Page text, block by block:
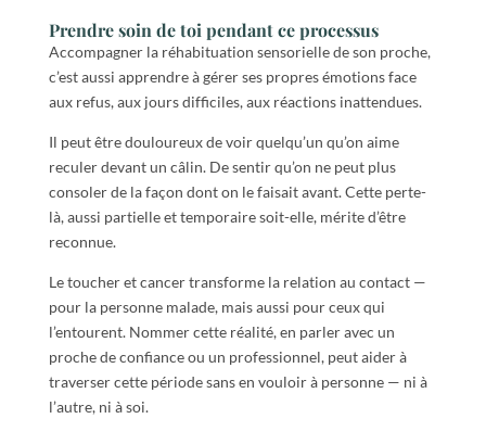
Prendre soin de toi pendant ce processus
Accompagner la réhabituation sensorielle de son proche,
c’est aussi apprendre à gérer ses propres émotions face
aux refus, aux jours difficiles, aux réactions inattendues.
Il peut être douloureux de voir quelqu’un qu’on aime
reculer devant un câlin. De sentir qu’on ne peut plus
consoler de la façon dont on le faisait avant. Cette perte-
là, aussi partielle et temporaire soit-elle, mérite d’être
reconnue.
Le toucher et cancer transforme la relation au contact —
pour la personne malade, mais aussi pour ceux qui
l’entourent. Nommer cette réalité, en parler avec un
proche de confiance ou un professionnel, peut aider à
traverser cette période sans en vouloir à personne — ni à
l’autre, ni à soi.